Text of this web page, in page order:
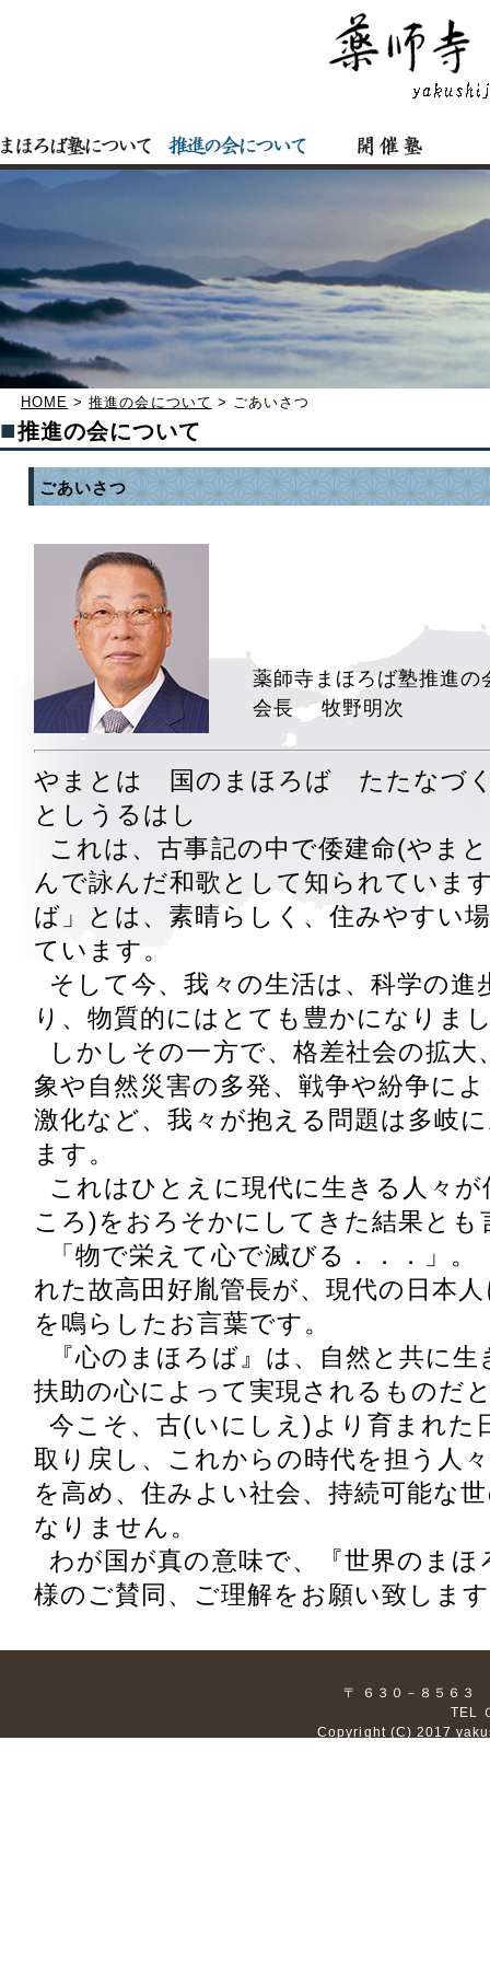
HOME >推進の会について > ごあいさつ
■推進の会について
ごあいさつ
薬師寺まほろば塾推進の
会長 牧野明次
やまとは 国のまほろば たたなづ
としうるはし
これは、古事記の中で倭建命(やま
んで詠んだ和歌として知られていま
ば」とは、素晴らしく、住みやすい
ています。
そして今、我々の生活は、科学の
り、物質的にはとても豊かになりま
しかしその一方で、格差社会の拡
象や自然災害の多発、戦争や紛争に
激化など、我々が抱える問題は多岐
ます。
これはひとえに現代に生きる人々
ころ)をおろそかにしてきた結果とも
「物で栄えて心で滅びる．．．」
れた故高田好胤管長が、現代の日本
を鳴らしたお言葉です。
『心のまほろば』は、自然と共に
扶助の心によって実現されるものだ
今こそ、古(いにしえ)より育まれた
取り戻し、これからの時代を担う人
を高め、住みよい社会、持続可能な
なりません。
わが国が真の意味で、『世界のま
様のご賛同、ご理解をお願い致しま
〒 ６３０－８５６３
TEL
Copyright (C) 2017